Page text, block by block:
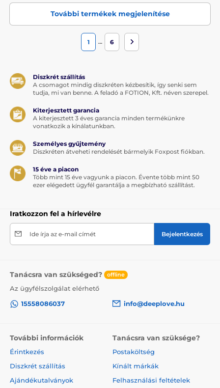
További termékek megjelenítése
1 … 6
Diszkrét szállítás
A csomagot mindig diszkréten kézbesítik, így senki sem
tudja, mi van benne. A feladó a FOTION, Kft. néven szerepel.
Kiterjesztett garancia
A kiterjesztett 3 éves garancia minden termékünkre
vonatkozik a kínálatunkban.
Személyes gyűjtemény
Diszkréten átveheti rendelését bármelyik Foxpost fiókban.
15 éve a piacon
Több mint 15 éve vagyunk a piacon. Évente több mint 50
ezer elégedett ügyfél garantálja a megbízható szállítást.
Iratkozzon fel a hírlevélre
Ide írja az e-mail címét Bejelentkezés
Tanácsra van szükséged? offline
Az ügyfélszolgálat elérhető
15558086037
info@deeplove.hu
További információk
Érintkezés
Diszkrét szállítás
Ajándékutalványok
Tanácsra van szüksége?
Postaköltség
Kínált márkák
Felhasználási feltételek